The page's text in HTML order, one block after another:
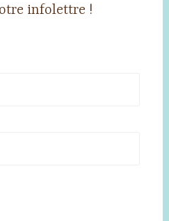
infolettre !